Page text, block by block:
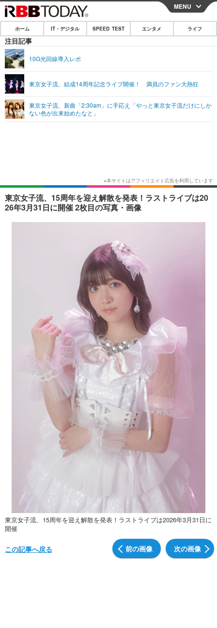
CLOSE
ホーム
IT・デジタル
ショッピング その他
SPEED TEST
エンタメ
エンタメTOP
ショッピング その他
ライフ
MENU
ホーム IT・デジタル SPEED TEST エンタメ ライフ
注目記事
10G光回線導入レポ
東京女子流、結成14周年記念ライブ開催！ 満員のファン大熱狂
東京女子流、新曲「2:30am」に手応え「やっと東京女子流だけにしか
ない色が出来始めたなと」
東京女子流、15周年を迎え解散を発表！ラストライブは20
26年3月31日に開催 2枚目の写真・画像
東京女子流、15周年を迎え解散を発表！ラストライブは2026年3月31日に
開催
前の画像 次の画像
この記事へ戻る